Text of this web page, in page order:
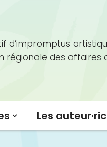
d’impromptus
régionale des
Les